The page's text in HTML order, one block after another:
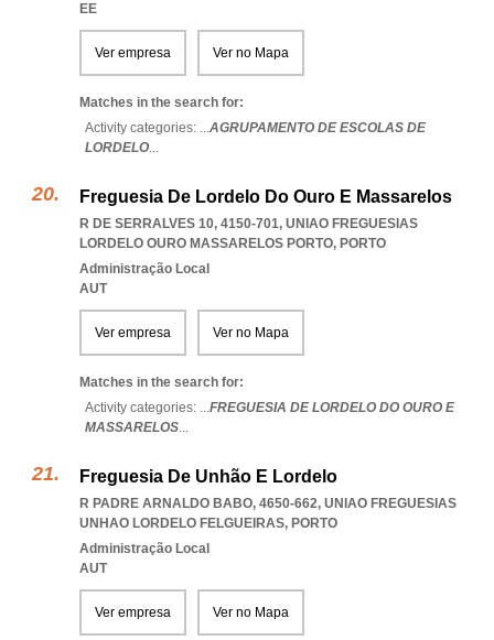
EE
Ver empresa Ver no Mapa
Matches in the search for:
Activity categories: ...AGRUPAMENTO DE ESCOLAS DE
LORDELO...
Freguesia De Lordelo Do Ouro E Massarelos
R DE SERRALVES 10, 4150-701, UNIAO FREGUESIAS
LORDELO OURO MASSARELOS PORTO, PORTO
Administração Local
AUT
Ver empresa Ver no Mapa
Matches in the search for:
Activity categories: ...FREGUESIA DE LORDELO DO OURO E
MASSARELOS...
Freguesia De Unhão E Lordelo
R PADRE ARNALDO BABO, 4650-662, UNIAO FREGUESIAS
UNHAO LORDELO FELGUEIRAS, PORTO
Administração Local
AUT
Ver empresa Ver no Mapa